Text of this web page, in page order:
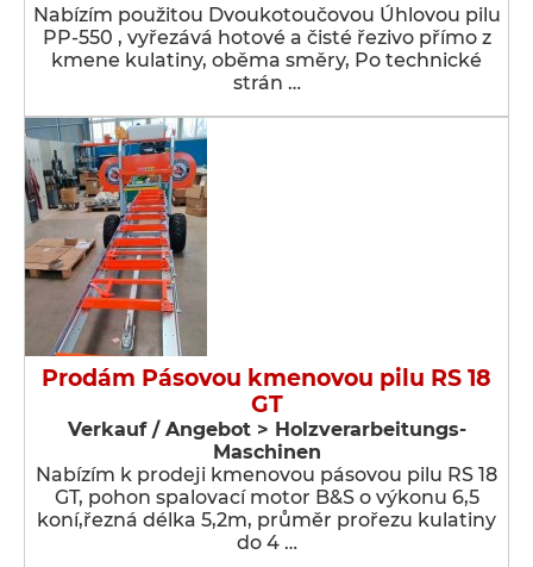
Nabízím použitou Dvoukotoučovou Úhlovou pilu
PP-550 , vyřezává hotové a čisté řezivo přímo z
kmene kulatiny, oběma směry, Po technické
strán …
Prodám Pásovou kmenovou pilu RS 18
GT
Verkauf / Angebot > Holzverarbeitungs-
Maschinen
Nabízím k prodeji kmenovou pásovou pilu RS 18
GT, pohon spalovací motor B&S o výkonu 6,5
koní,řezná délka 5,2m, průměr prořezu kulatiny
do 4 …